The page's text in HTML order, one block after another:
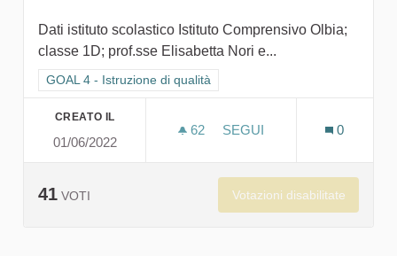
Dati istituto scolastico Istituto Comprensivo Olbia;
classe 1D; prof.sse Elisabetta Nori e...
Filtra i risultati per categoria: GOAL 4 - Istruzione di qualità
GOAL 4 - Istruzione di qualità
CREATO IL
01/06/2022
62 62 SOSTENITORI
SEGUI
0
41 VOTI Votazioni disabilitate